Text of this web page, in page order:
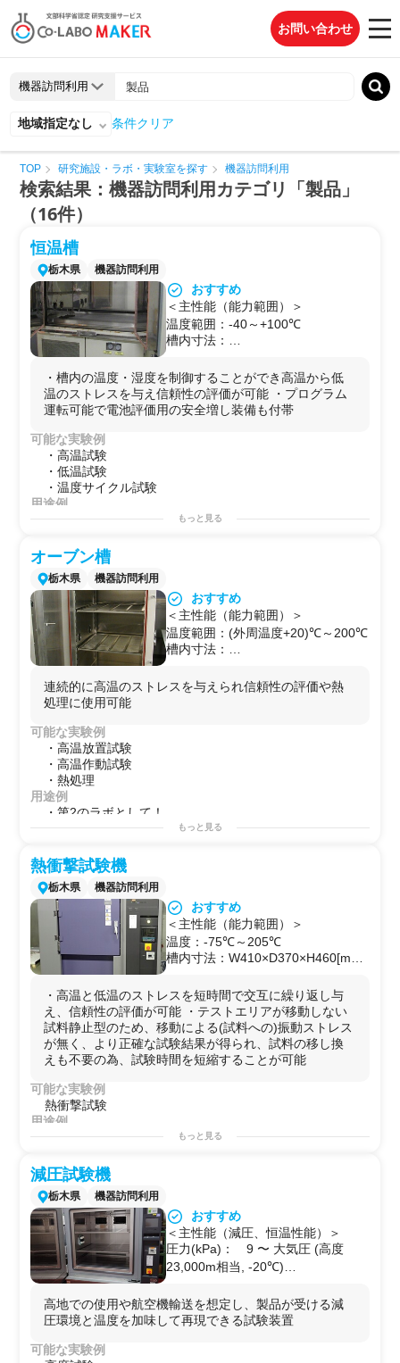
お問い合わせ
地域指定なし 条件クリア
TOP 研究施設・ラボ・実験室を探す 機器訪問利用
検索結果：機器訪問利用カテゴリ「製品」
（16件）
恒温槽
栃木県 機器訪問利用
おすすめ
＜主性能（能力範囲）＞
温度範囲：-40～+100℃
槽内寸法：
開口部寸法(配線等出入り口) Φ100
㎜×2
安全増し装備：水素ガス検知、槽内
圧検知
・槽内の温度・湿度を制御することができ高温から低
温のストレスを与え信頼性の評価が可能 ・プログラム
運転可能で電池評価用の安全増し装備も付帯
可能な実験例
・高温試験
・低温試験
・温度サイクル試験
用途例
・第2のラボとして！
・自社で行えないサイドプロジェクトを行う場としての
使用
各温度域での温度ストレスによる製品特性、物性の劣化
評価
もっと見る
オーブン槽
栃木県 機器訪問利用
おすすめ
＜主性能（能力範囲）＞
温度範囲：(外周温度+20)℃～200℃
槽内寸法：
開口部寸法(配線等出入り口) Φ100
㎜×4
連続的に高温のストレスを与えられ信頼性の評価や熱
処理に使用可能
可能な実験例
・高温放置試験
・高温作動試験
・熱処理
用途例
・第2のラボとして！
・研究プロジェクトを始める前の予備実験などに！
使用
高温度域での温度ストレスによる製品特性、物性の劣化
評価
もっと見る
熱衝撃試験機
栃木県 機器訪問利用
おすすめ
＜主性能（能力範囲）＞
温度：-75℃～205℃
槽内寸法：W410×D370×H460[mm]
開口部寸法(配線等出入り口)：Φ50
㎜×1
・高温と低温のストレスを短時間で交互に繰り返し与
え、信頼性の評価が可能 ・テストエリアが移動しない
試料静止型のため、移動による(試料への)振動ストレス
が無く、より正確な試験結果が得られ、試料の移し換
えも不要の為、試験時間を短縮することが可能
可能な実験例
熱衝撃試験
用途例
・第2のラボとして！
・自社で行えないサイドプロジェクトを行う場としての
使用
高温と低温の短時間ストレスを与え、製品特性、物性の
劣化評価
もっと見る
減圧試験機
栃木県 機器訪問利用
おすすめ
＜主性能（減圧、恒温性能）＞
圧力(kPa)： 9 〜 大気圧 (高度
23,000m相当, -20℃)
槽内寸法(mm)：
W800×D800×H709
圧力下降時間： 大気圧 → 11.6ｋ
高地での使用や航空機輸送を想定し、製品が受ける減
圧環境と温度を加味して再現できる試験装置
可能な実験例